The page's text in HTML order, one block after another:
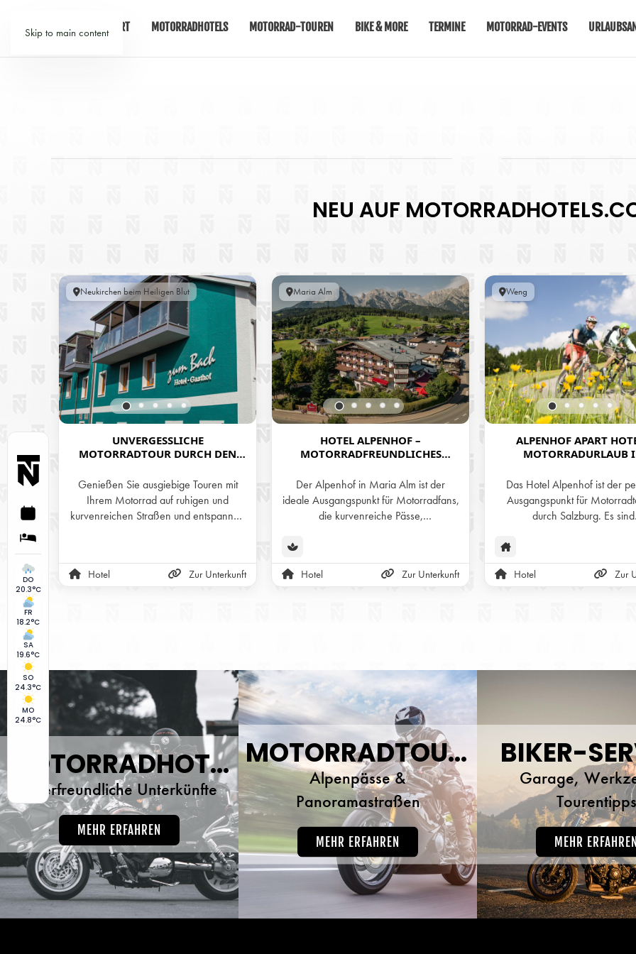
Skip to main contentSTART MOTORRADHOTELS MOTORRAD-TOUREN BIKE & MORE TERMINE MOTORRAD-EVENTS
DO
20.3°C
FR
18.2°C
SA
19.6°C
SO
24.3°C
MO
24.8°C
NEU AUF
Neukirchen beim Heiligen Blut
UNVERGESSLICHE
MOTORRADTOUR DURCH DEN
GASTHOF ZUM BACH
Genießen Sie ausgiebige Touren mit
Ihrem Motorrad auf ruhigen und
kurvenreichen Straßen und entspannen
Biergarten und in den gemütlichen
Zimmern und Suiten des Gasthofes.
Hotel Zur Unterkunft
Maria Alm
HOTEL ALPENHOF –
MOTORRADFREUNDLICHES
ALPEN
Der Alpenhof in Maria Alm ist der
ideale Ausgangspunkt für Motorradfans,
die kurvenreiche Pässe,
entspannte Gastfreundschaft suchen.
Mit sicherem Parkplatz und Tourentipps
von der Chefin persönlich erleben Biker
Hotel Zur Unterkunft
Weng
ALPENHOF APART
MOTORRADURLAUB
Das Hotel Alpenhof ist der
Ausgangspunkt für
durch Salzburg. Es sind
der Umgebung möglich:
Hochalpenstraße,
Landesstraße,
Hotel Zur
MOTORRADHOTELS
Bikerfreundliche Unterkünfte
MEHR ERFAHREN
MOTORRADTOUREN
Alpenpässe &
Panoramastraßen
MEHR ERFAHREN
BIKER-
Garage,
Tourentipps
MEHR ERFAHREN